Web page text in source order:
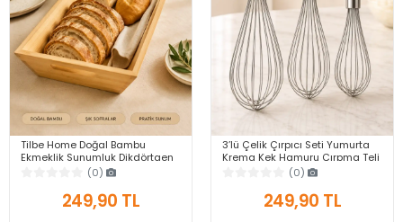
Tilbe Home Doğal Bambu
Ekmeklik Sunumluk Dikdörtgen
Kahvaltı ve Servis Sepeti
(0)
249,90 TL
3’lü Çelik Çırpıcı Seti Yumurta
Krema Kek Hamuru Çırpma Teli
Pratik Sos Karıştırıcı Mutfak Teli
(0)
249,90 TL